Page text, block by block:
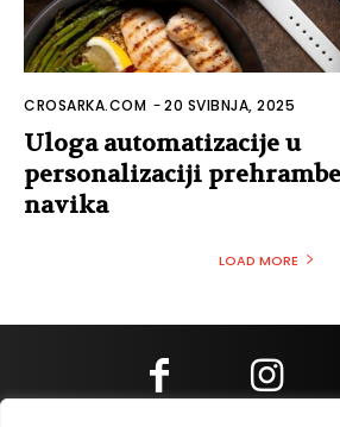
CROSARKA.COM -20 SVIBNJA, 2025
Uloga automatizacije u
personalizaciji
navika
LOAD MORE